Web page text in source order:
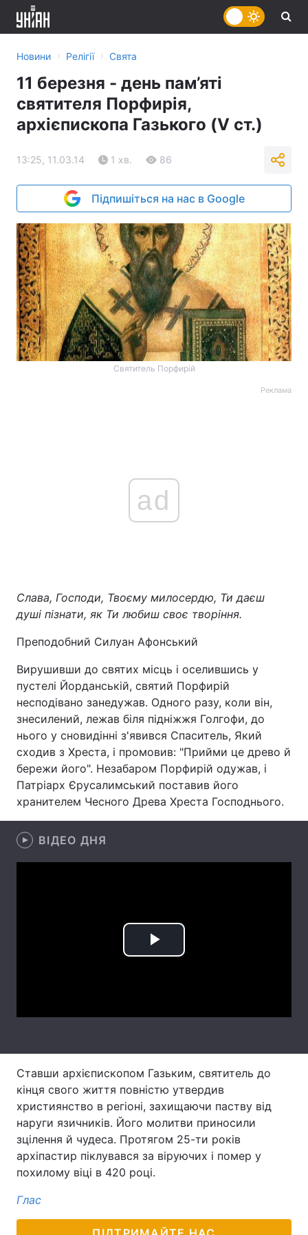
Головна Війна
Україна Політика
Економіка Світ
Спорт Наука
Техно і зв'язок Лайт
Інтерв'ю Думки
Архів Вакансії
Контакти
Послуги
Новини › Релігії › Свята
11 березня - день пам’яті
святителя Порфирія,
архієпископа Газького (V ст.)
13:25, 11.03.14 1 хв. 86
Підпишіться на нас в Google
Святитель Порфирій
Реклама
ad
Слава, Господи, Твоєму милосердю, Ти даєш
душі пізнати, як Ти любиш своє творіння.
Преподобний Силуан Афонський
Вирушивши до святих місць і оселившись у
пустелі Йорданській, святий Порфирій
несподівано занедужав. Одного разу, коли він,
знесилений, лежав біля підніжжя Голгофи, до
нього у сновидінні з'явився Спаситель, Який
сходив з Хреста, і промовив: "Прийми це древо й
бережи його". Незабаром Порфирій одужав, і
Патріарх Єрусалимський поставив його
хранителем Чесного Древа Хреста Господнього.
ВІДЕО ДНЯ
Play
Ставши архієпископом Газьким, святитель до
кінця свого життя повністю утвердив
християнство в регіоні, захищаючи паству від
наруги язичників. Його молитви приносили
зцілення й чудеса. Протягом 25-ти років
архіпастир піклувався за віруючих і помер у
похилому віці в 420 році.
Глас